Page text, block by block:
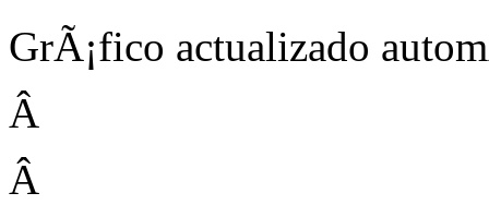
GrÃ¡fico actualizado
Â
Â